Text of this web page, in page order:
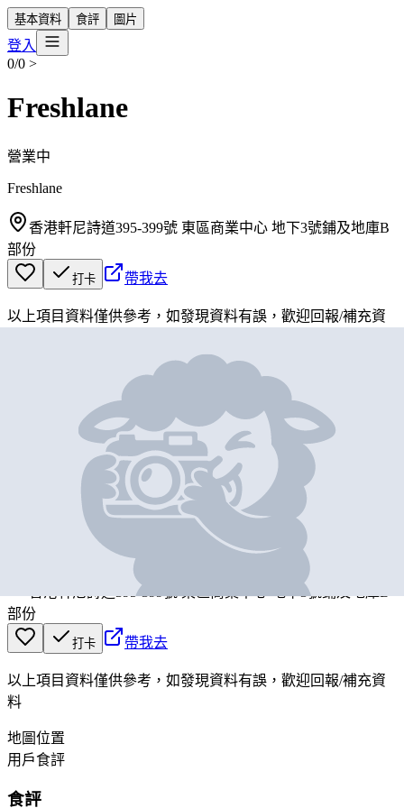
基本資料 食評 圖片
登入
0/0 >
Freshlane
營業中
Freshlane
香港軒尼詩道395-399號 東區商業中心 地下3號鋪及地庫B
部份
打卡 帶我去
以上項目資料僅供參考，如發現資料有誤，歡迎回報/補充資
Freshlane
香港軒尼詩道395-399號 東區商業中心 地下3號鋪及地庫B
部份
打卡 帶我去
以上項目資料僅供參考，如發現資料有誤，歡迎回報/補充資
料
地圖位置
用戶食評
食評